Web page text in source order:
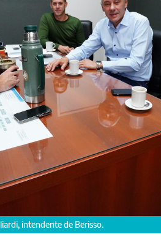
con Leonardo Boto, intendente de